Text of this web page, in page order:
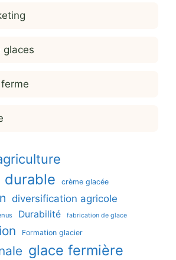
glaces
durable crème glacée
diversification agricole
Durabilité fabrication de glace
Formation glacier
glace fermière